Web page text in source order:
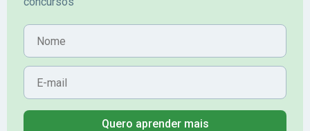
Nome
E-mail
Quero aprender mais